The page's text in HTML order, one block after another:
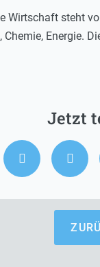
steht
Energie.